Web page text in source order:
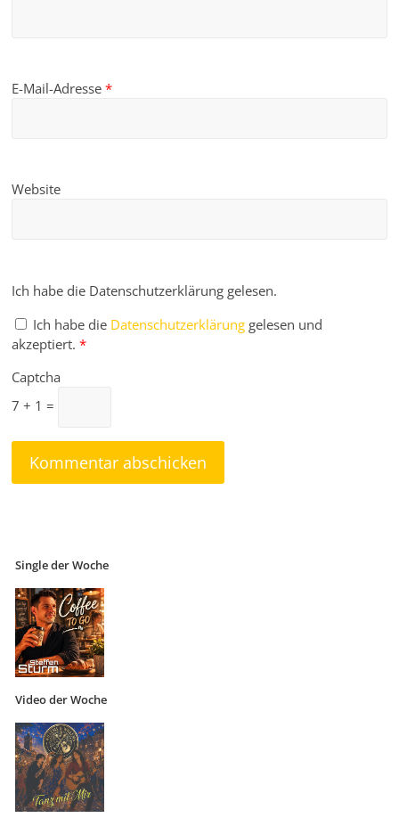
E-Mail-Adresse*
Website
Ich habe die Datenschutzerklärung gelesen.
Ich habe die Datenschutzerklärung gelesen und
akzeptiert. *
Captcha
7 + 1 =
Single der Woche
Video der Woche